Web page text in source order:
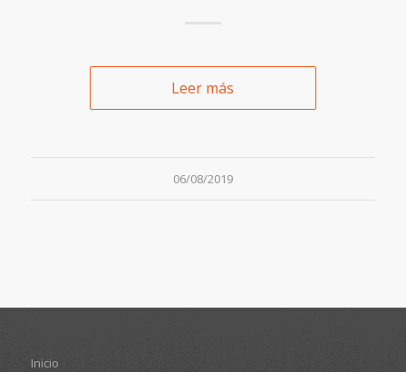
Leer más
06/08/2019
Inicio